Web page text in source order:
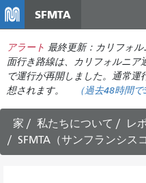
SFMTA
アラート 最終更新：カリフォ
面行き路線は、カリフォルニア
で運行が再開しました。通常
想されます。
（過去48時間で
家 私たちについて
レ
SFMTA（サンフランシスコ市交通局）による、2026年5月28